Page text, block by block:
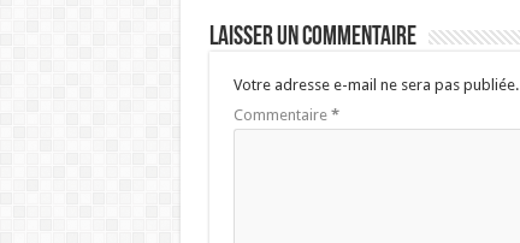
Laisser un commentaire
Votre adresse e-mail ne sera pas publiée.
Commentaire *